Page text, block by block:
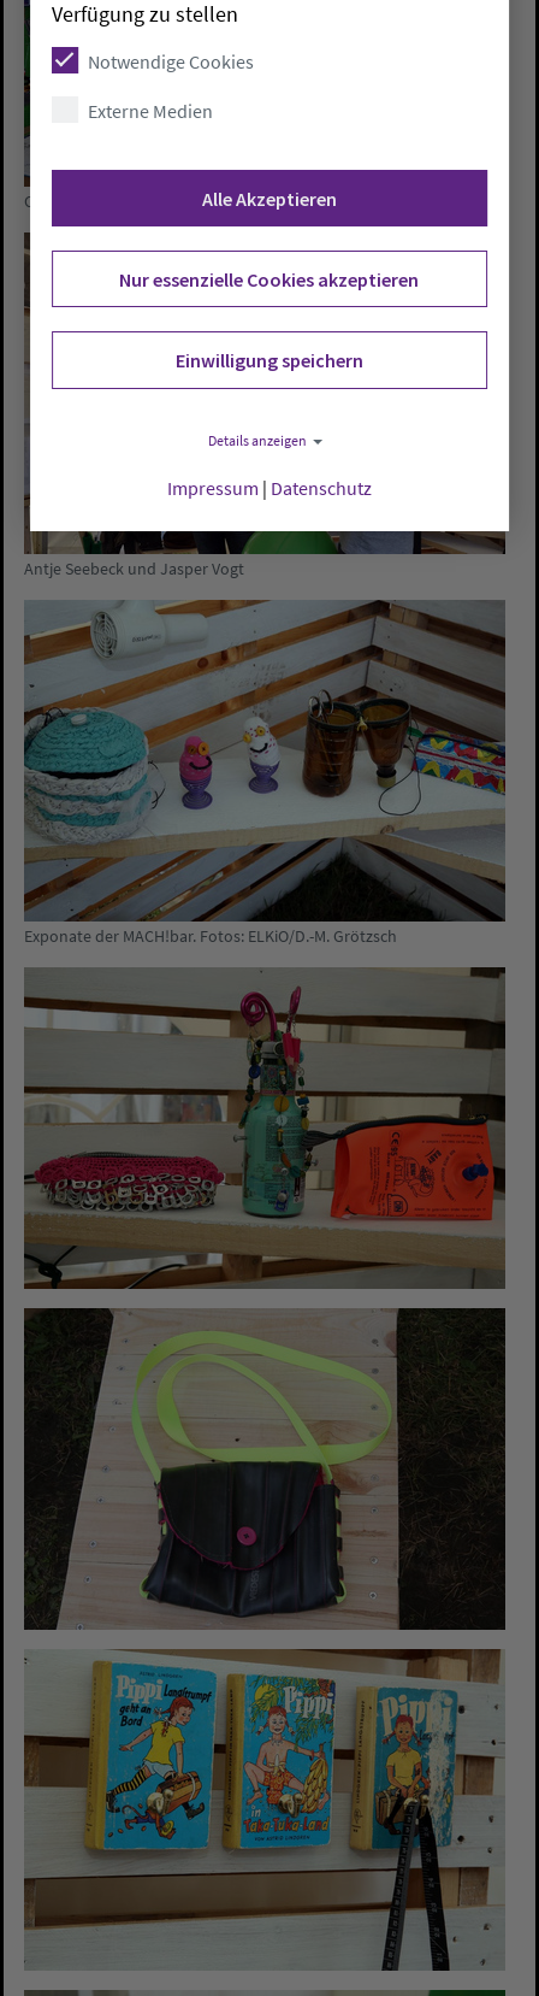
Christiana-Johanne Schröder und Markus Schulz
Antje Seebeck und Jasper Vogt
Exponate der MACH!bar. Fotos: ELKiO/D.-M. Grötzsch
Verfügung zu stellen
Notwendige Cookies
Externe Medien
Alle Akzeptieren
Nur essenzielle Cookies akzeptieren
Einwilligung speichern
Details anzeigen
Impressum | Datenschutz